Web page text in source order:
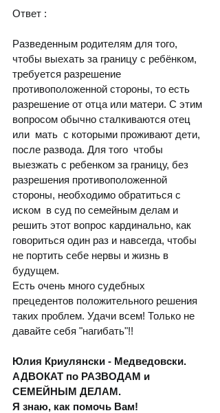
Ответ :
Разведенным родителям для того,
чтобы выехать за границу с ребёнком,
требуется разрешение
противоположенной стороны, то есть
разрешение от отца или матери. С этим
вопросом обычно сталкиваются отец
или  мать  с которыми проживают дети,
после развода. Для того  чтобы
выезжать с ребенком за границу, без
разрешения противоположенной
стороны, необходимо обратиться с
иском  в суд по семейным делам и
решить этот вопрос кардинально, как
говориться один раз и навсегда, чтобы
не портить себе нервы и жизнь в
будущем.
Есть очень много судебных
прецедентов положительного решения
таких проблем. Удачи всем! Только не
давайте себя "нагибать"!!
Юлия Криулянски - Медведовски.
АДВОКАТ по РАЗВОДАМ и
СЕМЕЙНЫМ ДЕЛАМ.
Я знаю, как помочь Вам!